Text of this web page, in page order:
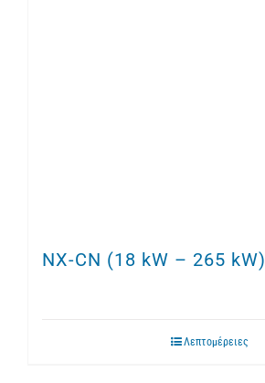
NX-CN (18 kW – 265 kW)
Λεπτομέρειες